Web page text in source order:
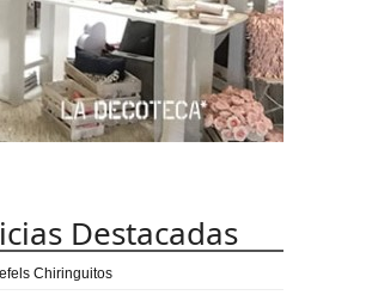
Destacadas
Chiringuitos